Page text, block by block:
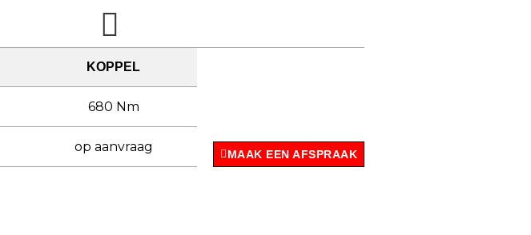
KOPPEL
680 Nm
op aanvraag
MAAK EEN AFSPRAAK